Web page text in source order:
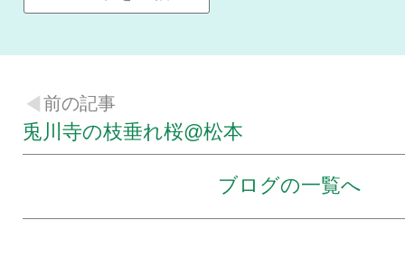
前の記事
兎川寺の枝垂れ桜@松本
ブログの一覧へ